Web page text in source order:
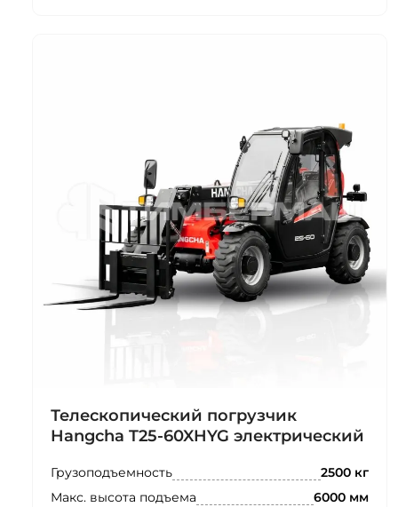
Телескопический погрузчик
Hangcha T25-60XHYG электрический
Грузоподъемность 2500 кг
Макс. высота подъема 6000 мм